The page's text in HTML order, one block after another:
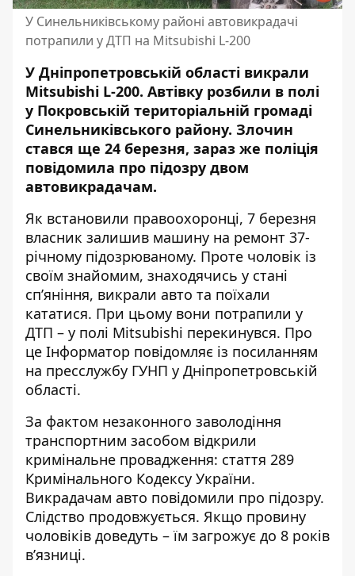
У Синельниківському районі автовикрадачі
потрапили у ДТП на Mitsubishi L-200
У Дніпропетровській області викрали
Mitsubishi L-200. Автівку розбили в полі
у Покровській територіальній громаді
Синельниківського району. Злочин
стався ще 24 березня, зараз же поліція
повідомила про підозру двом
автовикрадачам.
Як встановили правоохоронці, 7 березня
власник залишив машину на ремонт 37-
річному підозрюваному. Проте чоловік із
своїм знайомим, знаходячись у стані
сп’яніння, викрали авто та поїхали
кататися. При цьому вони потрапили у
ДТП – у полі Mitsubishi перекинувся. Про
це Інформатор повідомляє із посиланням
на пресслужбу ГУНП у Дніпропетровській
області.
За фактом незаконного заволодіння
транспортним засобом відкрили
кримінальне провадження: стаття 289
Кримінального Кодексу України.
Викрадачам авто повідомили про підозру.
Слідство продовжується. Якщо провину
чоловіків доведуть – їм загрожує до 8 років
в’язниці.